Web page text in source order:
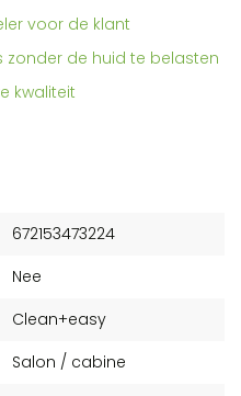
voor de klant
de huid te belasten
kwaliteit
672153473224
Nee
Clean+easy
Salon / cabine